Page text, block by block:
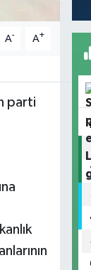
A- A+
parti